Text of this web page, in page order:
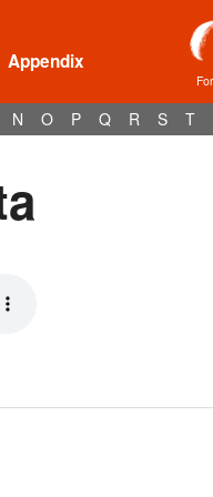
Appendix
N O P Q R S T